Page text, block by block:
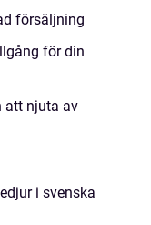
försäljning
för din
att njuta av
i svenska